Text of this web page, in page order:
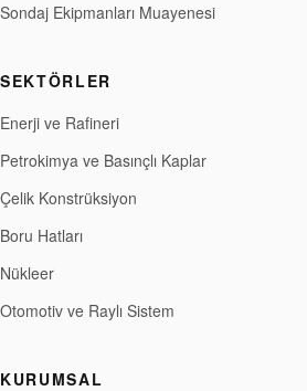
Sondaj Ekipmanları Muayenesi
SEKTÖRLER
Enerji ve Rafineri
Petrokimya ve Basınçlı Kaplar
Çelik Konstrüksiyon
Boru Hatları
Nükleer
Otomotiv ve Raylı Sistem
KURUMSAL